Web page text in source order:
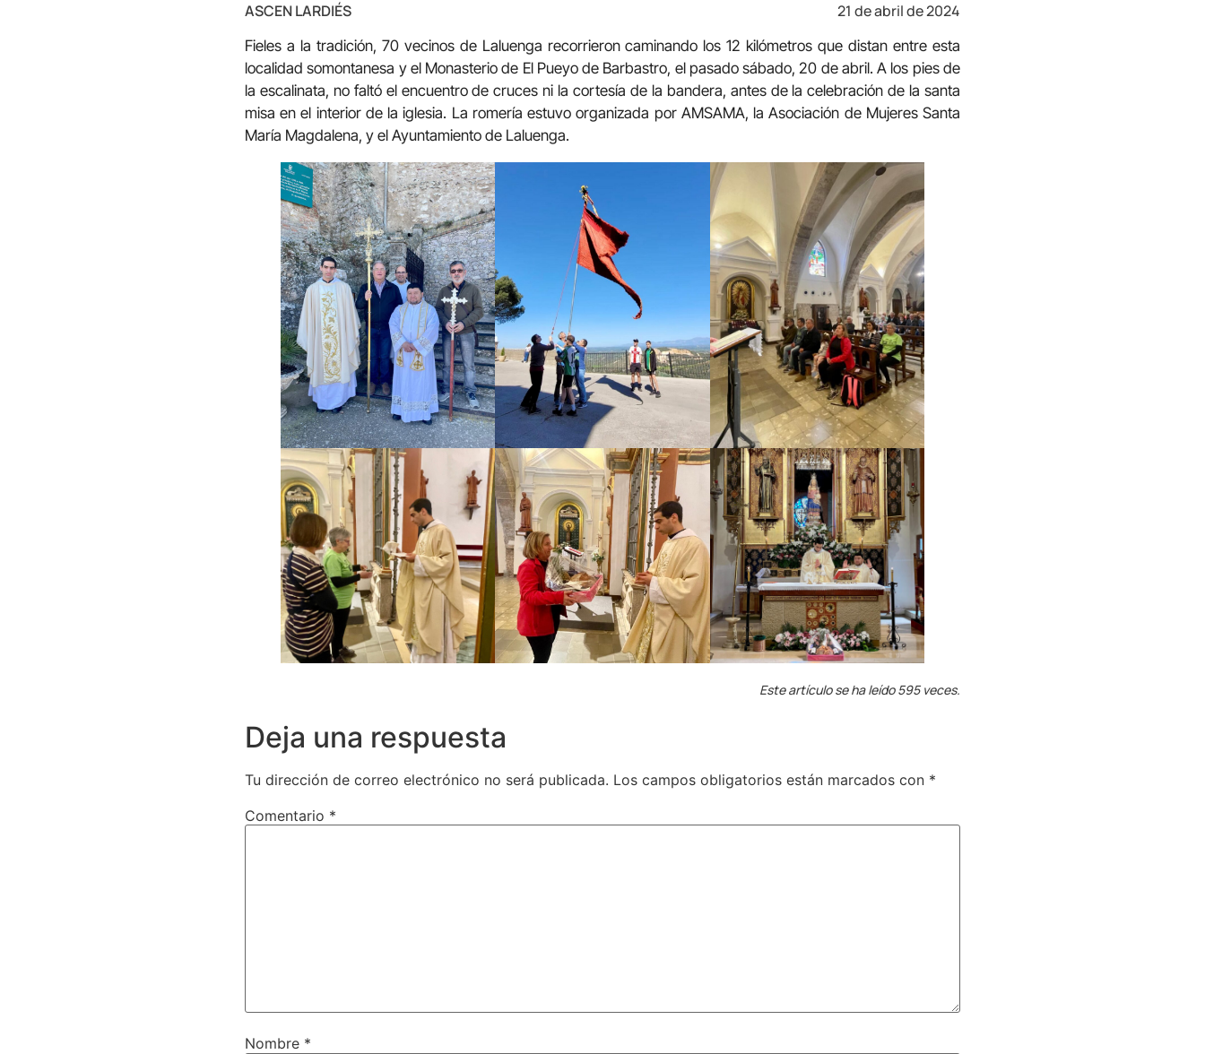
ASCEN LARDIÉS 21 de abril de 2024
Fieles a la tradición, 70 vecinos de Laluenga recorrieron caminando los 12 kilómetros que distan entre esta
localidad somontanesa y el Monasterio de El Pueyo de Barbastro, el pasado sábado, 20 de abril. A los pies de
la escalinata, no faltó el encuentro de cruces ni la cortesía de la bandera, antes de la celebración de la santa
misa en el interior de la iglesia. La romería estuvo organizada por AMSAMA, la Asociación de Mujeres Santa
María Magdalena, y el Ayuntamiento de Laluenga.
Este artículo se ha leído 595 veces.
Deja una respuesta
Tu dirección de correo electrónico no será publicada. Los campos obligatorios están marcados con *
Comentario *
Nombre *